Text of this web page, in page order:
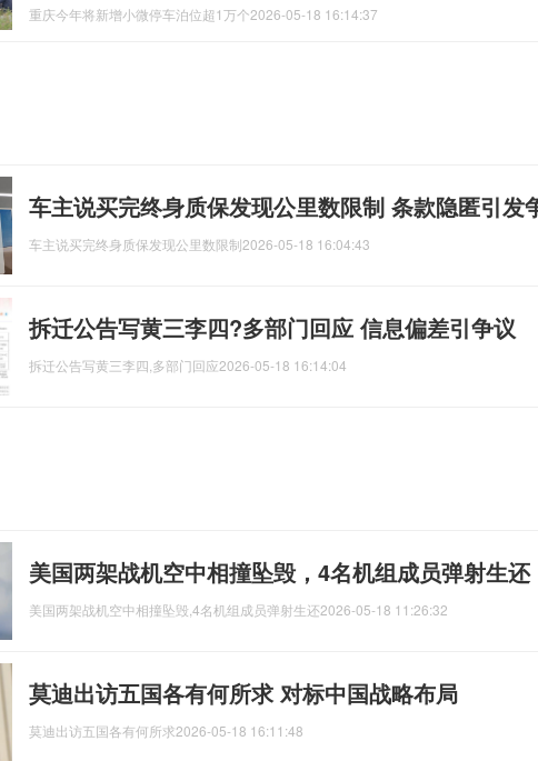
重庆今年将新增小微停车泊位超1万个2026-05-18 16:14:37
车主说买完终身质保发现公里数限制 条款隐匿引发
车主说买完终身质保发现公里数限制2026-05-18 16:04:43
拆迁公告写黄三李四?多部门回应 信息偏差引争议
拆迁公告写黄三李四,多部门回应2026-05-18 16:14:04
美国两架战机空中相撞坠毁，4名机组成员弹射生还
美国两架战机空中相撞坠毁,4名机组成员弹射生还2026-05-18 11:26:32
莫迪出访五国各有何所求 对标中国战略布局
莫迪出访五国各有何所求2026-05-18 16:11:48